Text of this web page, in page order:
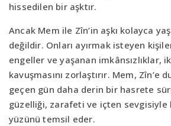
hissedilen bir aşktır.
Ancak Mem ile Zîn’in aşkı kolayca
değildir. Onları ayırmak isteyen
engeller ve yaşanan imkânsızlıklar, iki
kavuşmasını zorlaştırır. Mem, Zîn’e
geçen gün daha derin bir hasrete
güzelliği, zarafeti ve içten sevgisiyle
yüzünü temsil eder.